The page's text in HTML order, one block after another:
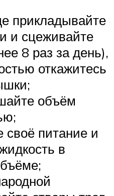
прикладывайте
и сцеживайте
8 раз за день),
откажитесь
объём
своё питание и
в